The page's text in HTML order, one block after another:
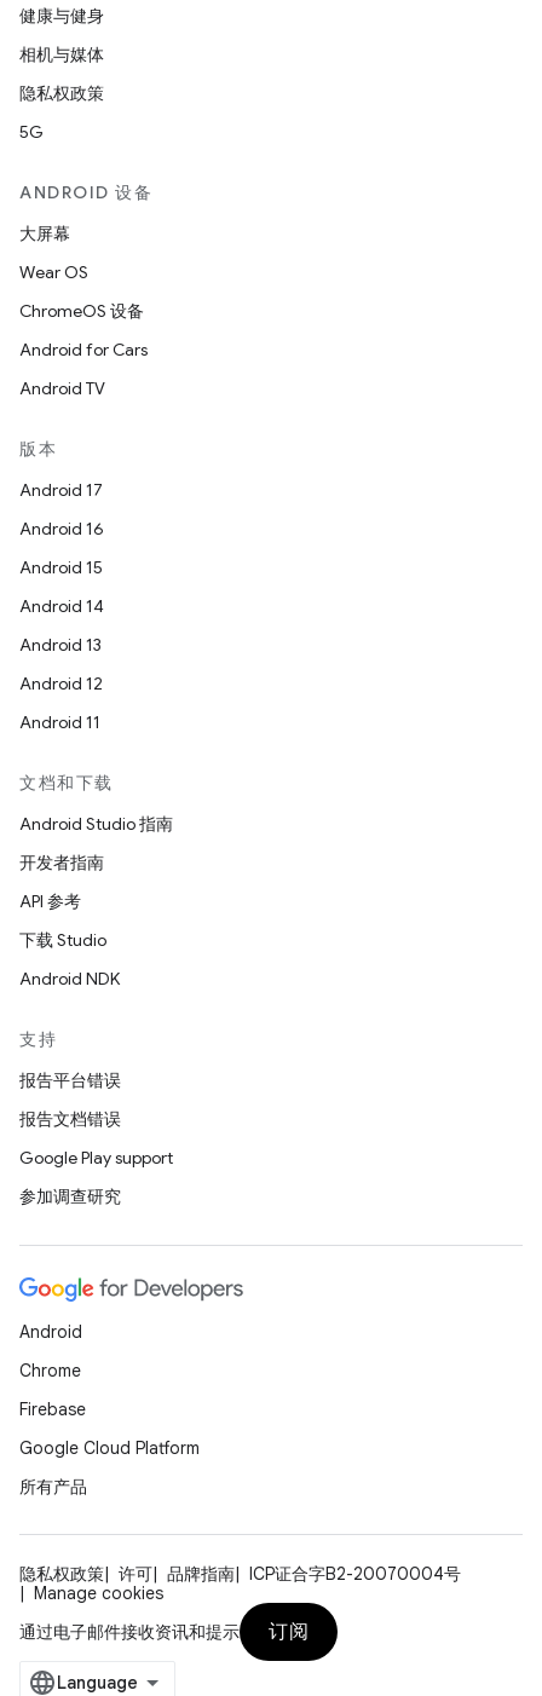
健康与健身
相机与媒体
隐私权政策
5G
ANDROID 设备
大屏幕
Wear OS
ChromeOS 设备
Android for Cars
Android TV
版本
Android 17
Android 16
Android 15
Android 14
Android 13
Android 12
Android 11
文档和下载
Android Studio 指南
开发者指南
API 参考
下载 Studio
Android NDK
支持
报告平台错误
报告文档错误
Google Play support
参加调查研究
Android
Chrome
Firebase
Google Cloud Platform
所有产品
隐私权政策 许可 品牌指南
ICP证合字B2-20070004号
Manage cookies
通过电子邮件接收资讯和提示
订阅